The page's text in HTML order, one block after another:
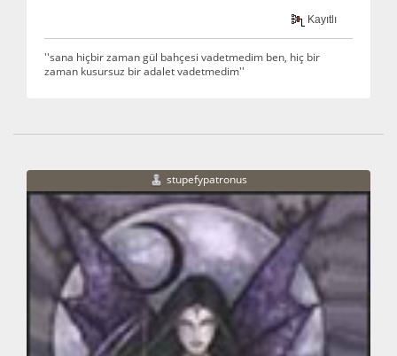
Kayıtlı
''sana hiçbir zaman gül bahçesi vadetmedim ben, hiç bir
zaman kusursuz bir adalet vadetmedim''
stupefypatronus